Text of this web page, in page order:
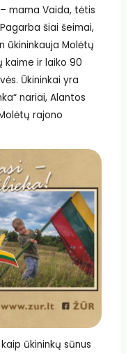
mama Vaida, tėtis
šiai šeimai,
ūkininkauja Molėtų
kaime ir laiko 90
Ūkininkai yra
nariai, Alantos
rajono
ūkininkų sūnus